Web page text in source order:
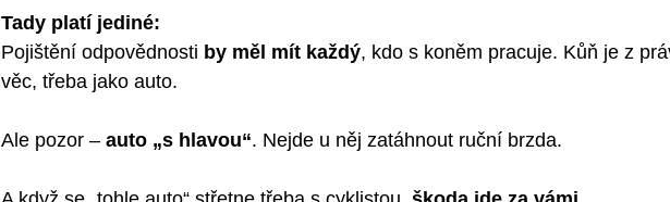
Tady platí jediné:
Pojištění odpovědnosti by měl mít každý, kdo s koněm pracuje. Kůň je z
věc, třeba jako auto.
Ale pozor – auto „s hlavou“. Nejde u něj zatáhnout ruční brzda.